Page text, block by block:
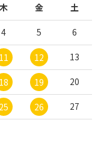
木 金 土
4 5 6
11 12 13
18 19 20
25 26 27